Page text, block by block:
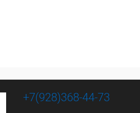
+7(928)368-44-73